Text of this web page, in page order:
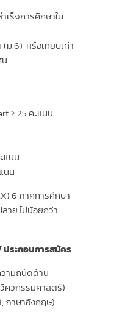
เร็จการศึกษาใน
ม.6) หรือเทียบเท่า
.
≥ 25 คะแนน
แนน
นน
6 ภาคการศึกษา
าย ไม่น้อยกว่า
ประกอบการสมัคร
วามถนัดด้าน
ศวกรรมศาสตร์)
ภาษาอังกฤษ)